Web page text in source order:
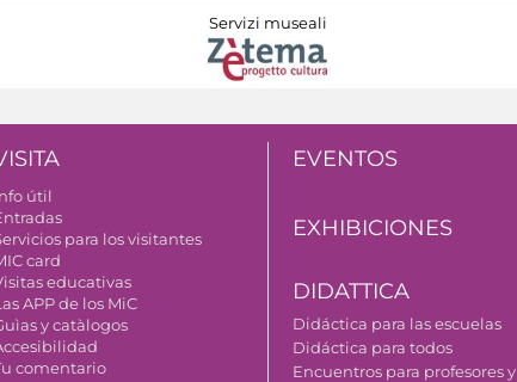
Servizi museali
útil
para los visitantes
card
educativas
APP de los MiC
y catàlogos
comentario
EVENTOS
EXHIBICIONES
DIDATTICA
Didáctica para las escuelas
Didáctica para todos
Encuentros para profesores y